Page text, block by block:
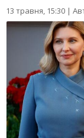
13 травня, 15:30 |